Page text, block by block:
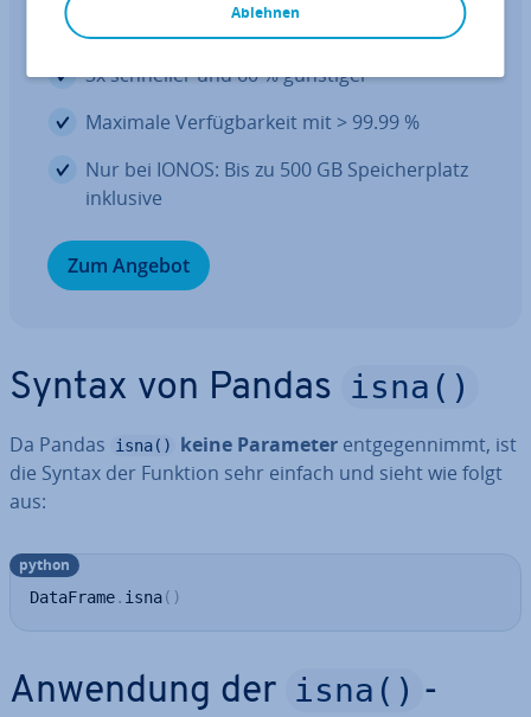
preis
3x schneller und 60 % günstiger
Maximale Ver­füg­bar­keit mit > 99.99 %
Nur bei IONOS: Bis zu 500 GB Spei­cher­platz
inklusive
Zum Angebot
Syntax von Pandas isna()
Da Pandas isna() keine Parameter ent­ge­gen­nimmt, ist
die Syntax der Funktion sehr einfach und sieht wie folgt
aus:
DataFrame. isna( )
python
Anwendung der isna() -
Ablehnen